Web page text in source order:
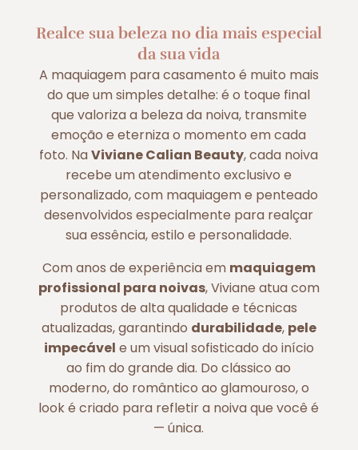
Realce sua beleza no dia mais especial
da sua vida
A maquiagem para casamento é muito mais
do que um simples detalhe: é o toque final
que valoriza a beleza da noiva, transmite
emoção e eterniza o momento em cada
foto. NaViviane Calian Beauty, cada noiva
recebe um atendimento exclusivo e
personalizado, com maquiagem e penteado
desenvolvidos especialmente para realçar
sua essência, estilo e personalidade.
Com anos de experiência em maquiagem
profissional para noivas, Viviane atua com
produtos de alta qualidade e técnicas
atualizadas, garantindo durabilidade, pele
impecável e um visual sofisticado do início
ao fim do grande dia. Do clássico ao
moderno, do romântico ao glamouroso, o
look é criado para refletir a noiva que você é
— única.